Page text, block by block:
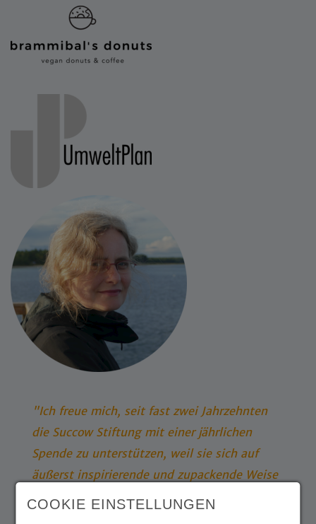
"Ich freue mich, seit fast zwei Jahrzehnten
die Succow Stiftung mit einer jährlichen
Spende zu unterstützen, weil sie sich auf
äußerst inspirierende und zupackende Weise
für den Erhalt von Natur- und
COOKIE EINSTELLUNGEN